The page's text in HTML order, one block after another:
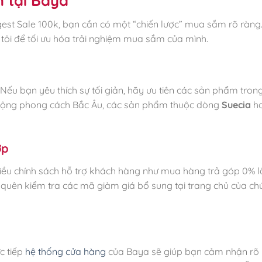
Sale 100k, bạn cần có một “chiến lược” mua sắm rõ
để tối ưu hóa trải nghiệm mua sắm của mình.
bạn yêu thích sự tối giản, hãy ưu tiên các sản phẩm
phong cách Bắc Âu, các sản phẩm thuộc dòng Suecia
chính sách hỗ trợ khách hàng như mua hàng trả góp 0%
kiểm tra các mã giảm giá bổ sung tại trang chủ của
tiếp hệ thống cửa hàng của Baya sẽ giúp bạn cảm nhận rõ